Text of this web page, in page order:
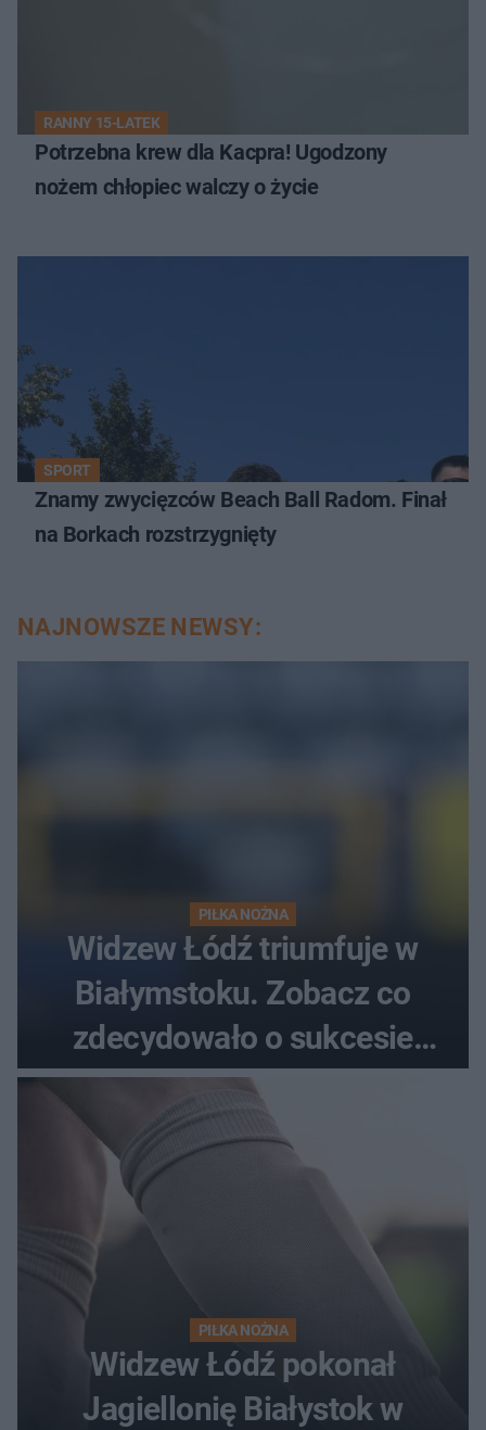
RANNY 15-LATEK
Potrzebna krew dla Kacpra! Ugodzony
nożem chłopiec walczy o życie
SPORT
Znamy zwycięzców Beach Ball Radom. Finał
na Borkach rozstrzygnięty
NAJNOWSZE NEWSY:
PIŁKA NOŻNA
Widzew Łódź triumfuje w
Białymstoku. Zobacz co
zdecydowało o sukcesie
gości
PIŁKA NOŻNA
Widzew Łódź pokonał
Jagiellonię Białystok w